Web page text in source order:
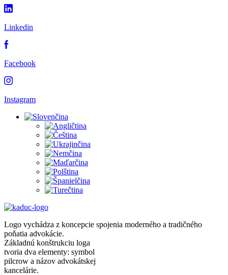
Linkedin
Facebook
Instagram
Logo vychádza z koncepcie spojenia moderného a tradičného
poňatia advokácie.
Základnú konštrukciu loga
tvoria dva elementy: symbol
pilcrow a názov advokátskej
kancelárie.